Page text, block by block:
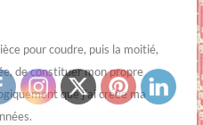
pour coudre, puis la moitié,
de constituer mon propre
que j’ai créée ma